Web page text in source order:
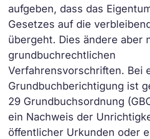
aufgeben, dass das
Gesetzes auf die
übergeht. Dies ändere aber
grundbuchrechtlichen
Verfahrensvorschriften. Bei
Grundbuchberichtigung ist
29 Grundbuchsordnung
ein Nachweis der
öffentlicher Urkunden oder